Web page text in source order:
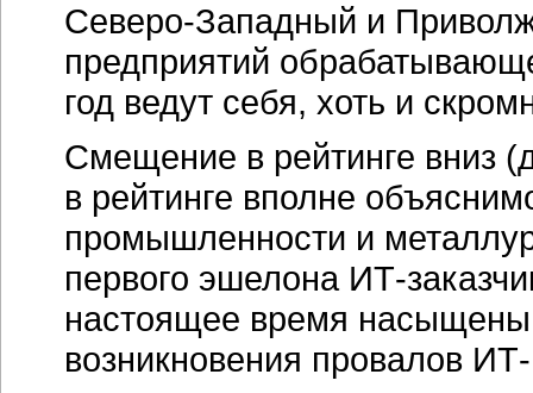
Северо-Западный и
предприятий
год ведут себя, хоть и
Смещение в рейтинге вниз
в рейтинге вполне
промышленности и
первого эшелона ИТ-
настоящее время
возникновения провалов